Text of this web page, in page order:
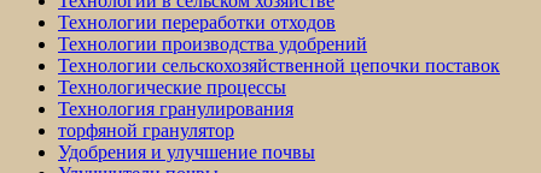
Технологии переработки отходов
Технологии производства удобрений
Технологии сельскохозяйственной цепочки поставок
Технологические процессы
Технология гранулирования
торфяной гранулятор
Удобрения и улучшение почвы